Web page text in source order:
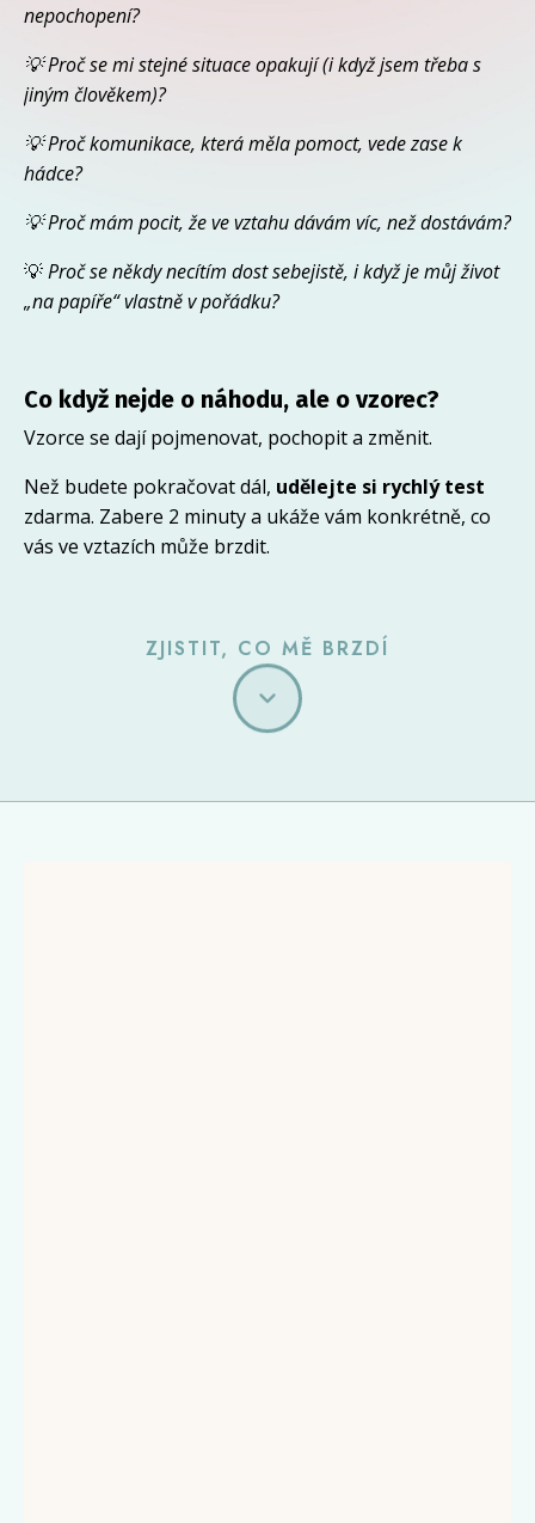
nepochopení?
💡 Proč se mi stejné situace opakují (i když jsem třeba s
jiným člověkem)?
💡 Proč komunikace, která měla pomoct, vede zase k
hádce?
💡 Proč mám pocit, že ve vztahu dávám víc, než dostávám?
💡Proč se někdy necítím dost sebejistě, i když je můj život
„na papíře“ vlastně v pořádku?
Co když nejde o náhodu, ale o vzorec?
Vzorce se dají pojmenovat, pochopit a změnit.
Než budete pokračovat dál, udělejte si rychlý test
zdarma. Zabere 2 minuty a ukáže vám konkrétně, co
vás ve vztazích může brzdit.
ZJISTIT, CO MĚ BRZDÍ